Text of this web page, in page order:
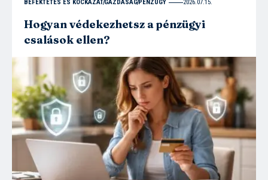
BEFEKTETÉS ÉS KOCKÁZATGAZDASÁGPÉNZÜGY 2026.07.15.
Hogyan védekezhetsz a pénzügyi
csalások ellen?